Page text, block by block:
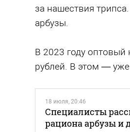
за нашествия
арбузы.
В 2023 году оптовый
рублей. В этом — уже
18 июля, 20:46
Специалисты
рациона арбузы и